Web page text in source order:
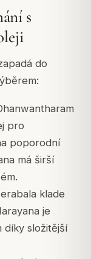
s
do
pro
poporodní
má širší
klade
je
díky složitější